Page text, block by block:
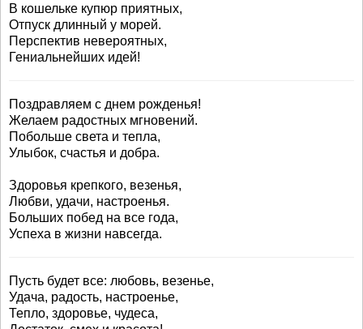
В кошельке купюр приятных,
Отпуск длинный у морей.
Перспектив невероятных,
Гениальнейших идей!
Поздравляем с днем рожденья!
Желаем радостных мгновений.
Побольше света и тепла,
Улыбок, счастья и добра.
Здоровья крепкого, везенья,
Любви, удачи, настроенья.
Больших побед на все года,
Успеха в жизни навсегда.
Пусть будет все: любовь, везенье,
Удача, радость, настроенье,
Тепло, здоровье, чудеса,